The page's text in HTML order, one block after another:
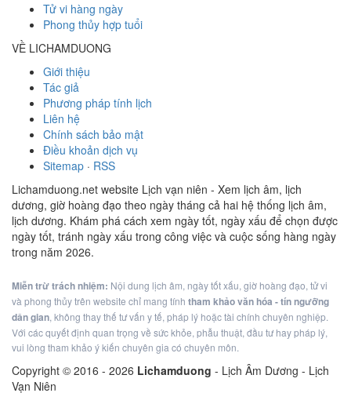
Tử vi hàng ngày
Phong thủy hợp tuổi
VỀ LICHAMDUONG
Giới thiệu
Tác giả
Phương pháp tính lịch
Liên hệ
Chính sách bảo mật
Điều khoản dịch vụ
Sitemap · RSS
Lichamduong.net website Lịch vạn niên - Xem lịch âm, lịch
dương, giờ hoàng đạo theo ngày tháng cả hai hệ thống lịch âm,
lịch dương. Khám phá cách xem ngày tốt, ngày xấu để chọn được
ngày tốt, tránh ngày xấu trong công việc và cuộc sống hàng ngày
trong năm 2026.
Miễn trừ trách nhiệm: Nội dung lịch âm, ngày tốt xấu, giờ hoàng đạo, tử vi
và phong thủy trên website chỉ mang tính tham khảo văn hóa - tín ngưỡng
dân gian, không thay thế tư vấn y tế, pháp lý hoặc tài chính chuyên nghiệp.
Với các quyết định quan trọng về sức khỏe, phẫu thuật, đầu tư hay pháp lý,
vui lòng tham khảo ý kiến chuyên gia có chuyên môn.
Copyright © 2016 - 2026 Lichamduong - Lịch Âm Dương - Lịch
Vạn Niên